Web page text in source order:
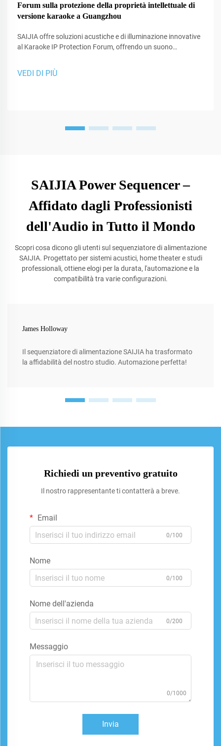
Forum sulla protezione della proprietà intellettuale di
versione karaoke a Guangzhou
SAIJIA offre soluzioni acustiche e di illuminazione innovative
al Karaoke IP Protection Forum, offrendo un suono
VEDI DI PIÙ
SAIJIA Power Sequencer –
Affidato dagli Professionisti
dell'Audio in Tutto il Mondo
Scopri cosa dicono gli utenti sul sequenziatore di alimentazione
SAIJIA. Progettato per sistemi acustici, home theater e studi
professionali, ottiene elogi per la durata, l'automazione e la
compatibilità tra varie configurazioni.
James Holloway
Il sequenziatore di alimentazione SAIJIA ha trasformato
la affidabilità del nostro studio. Automazione perfetta!
Richiedi un preventivo gratuito
Il nostro rappresentante ti contatterà a breve.
Email
0/100
Nome
0/100
Nome dell'azienda
0/200
Messaggio
0/1000
Invia